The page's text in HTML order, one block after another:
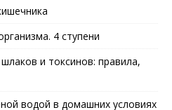
4 ступени
и токсинов: правила,
водой в домашних условиях